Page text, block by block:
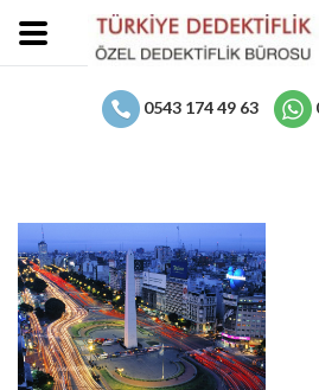
0543 174 49 63